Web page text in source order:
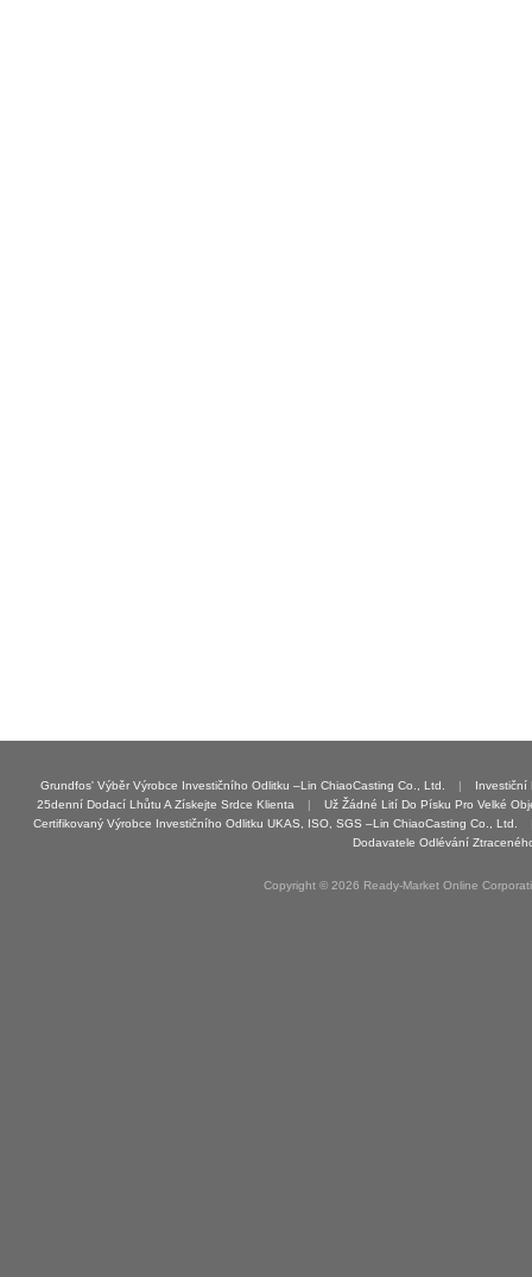
Grundfos' Výběr Výrobce Investičního Odlitku –Lin ChiaoCasting Co., Ltd. |
Investiční
25denní Dodací Lhůtu A Získejte Srdce Klienta
|
Už Žádné Lití Do Písku Pro Velké
Certifikovaný Výrobce Investičního Odlitku UKAS, ISO, SGS –Lin ChiaoCasting Co., Ltd.
Dodavatele Odlévání
Copyright © 2026 Ready-Market Online